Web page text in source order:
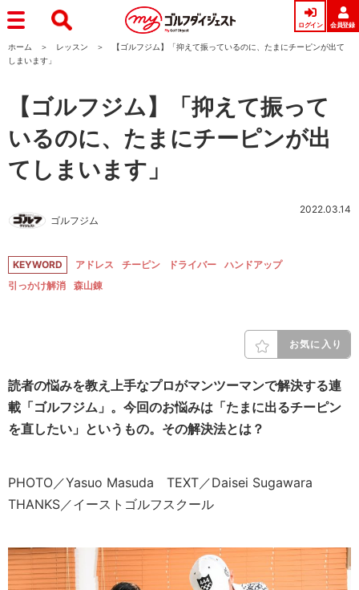
ログイン 会員登録
ホーム レッスン
【ゴルフジム】「抑えて振っているのに、たまにチーピンが出て
しまいます」
【ゴルフジム】「抑えて振って
いるのに、たまにチーピンが出
てしまいます」
ゴルフジム
2022.03.14
KEYWORD アドレス チーピン ドライバー
ハンドアップ
引っかけ解消
森山錬
お気に入り
読者の悩みを教え上手なプロがマンツーマンで解決する連
載「ゴルフジム」。今回のお悩みは「たまに出るチーピン
を直したい」というもの。その解決法とは？
PHOTO／Yasuo Masuda TEXT／Daisei Sugawara
THANKS／イーストゴルフスクール